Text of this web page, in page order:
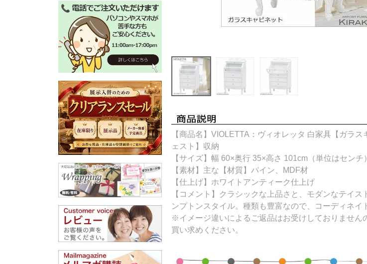
【商品名】VIOLETTA：ヴィオレッタ 白家具【ガラ
ェスト】収納
【サイズ】幅 60×奥行 35×高さ 101cm（単位はセンチ）
【素材】主な【材質】パイン、MDF材
【仕上げ】ホワイトアンティーク仕上げ
【コメント】クラシックな上品さと、モダンなテイス
ンプトンスタイル。種類も豊富なので、コーディネイ
※イメージ違いによるご返品はお受けしておりません
買い求めください。